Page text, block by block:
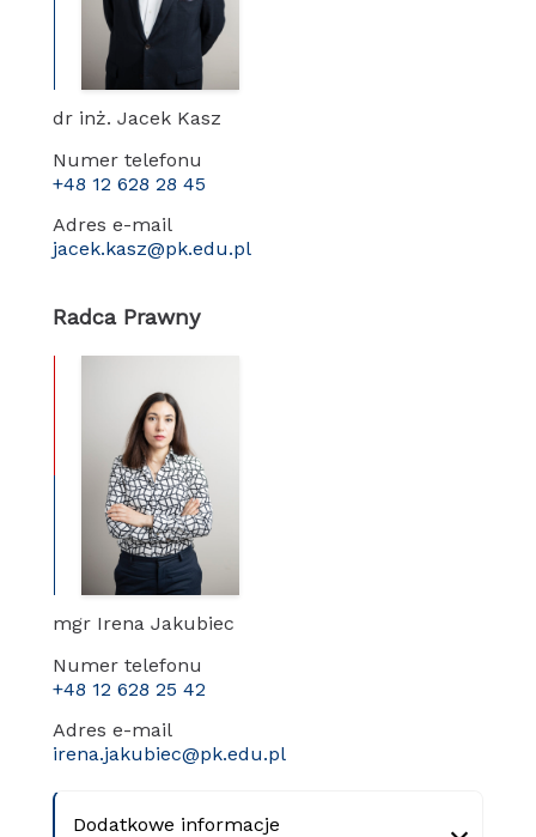
dr inż. Jacek Kasz
Numer telefonu
+48 12 628 28 45
Adres e-mail
jacek.kasz@pk.edu.pl
Radca Prawny
mgr Irena Jakubiec
Numer telefonu
+48 12 628 25 42
Adres e-mail
irena.jakubiec@pk.edu.pl
Dodatkowe informacje